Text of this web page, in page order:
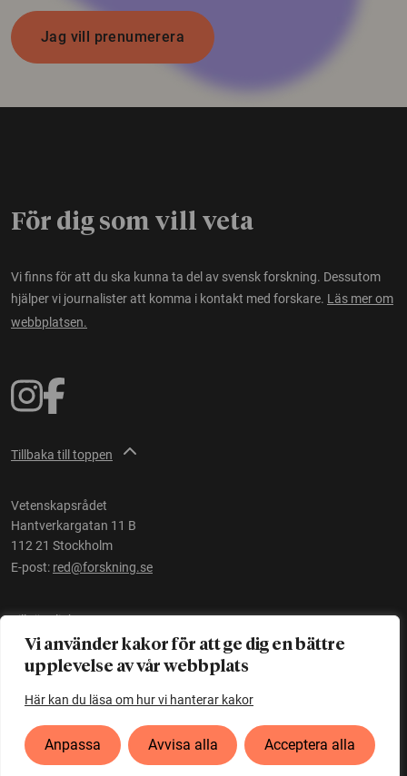
Vi använder kakor för att ge dig en bättre
upplevelse av vår webbplats
Här kan du läsa om hur vi hanterar kakor
Anpassa Avvisa alla Acceptera alla
Jag vill prenumerera
För dig som vill veta
Vi finns för att du ska kunna ta del av svensk forskning. Dessutom
hjälper vi journalister att komma i kontakt med forskare. Läs mer om
webbplatsen.
Tillbaka till toppen
Vetenskapsrådet
Hantverkargatan 11 B
112 21 Stockholm
E-post: red@forskning.se
Tillgänglighet
Ett initiativ avVetenskapsrådet